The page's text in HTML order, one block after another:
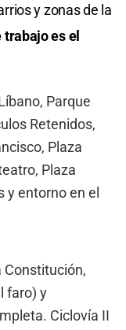
y zonas de la
trabajo es el
Parque
Retenidos,
Plaza
Plaza
y entorno en el
Constitución,
faro) y
Ciclovía II